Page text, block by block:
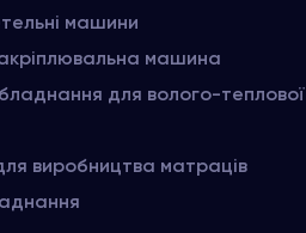
машини
машина
для волого-теплової
виробництва матраців